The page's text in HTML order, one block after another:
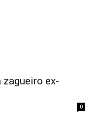
ex-
0